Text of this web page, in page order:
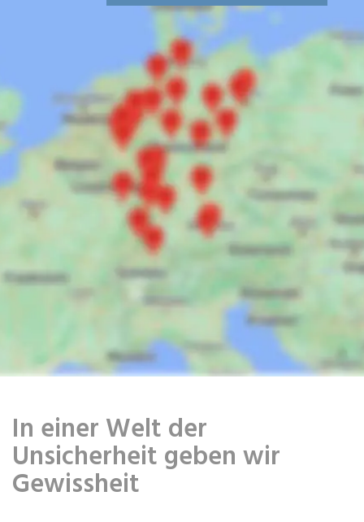
In einer Welt der
Unsicherheit geben wir
Gewissheit